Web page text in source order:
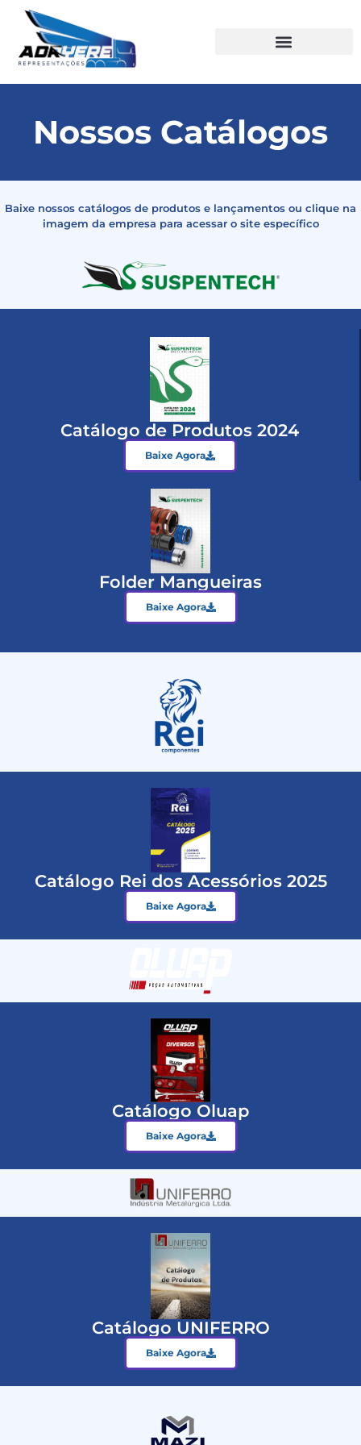
Nossos Catálogos
Baixe nossos catálogos de produtos e lançamentos ou clique na
imagem da empresa para acessar o site específico
Catálogo de Produtos 2024
Baixe Agora
Folder Mangueiras
Baixe Agora
Catálogo Rei dos Acessórios 2025
Baixe Agora
Catálogo Oluap
Baixe Agora
Catálogo UNIFERRO
Baixe Agora